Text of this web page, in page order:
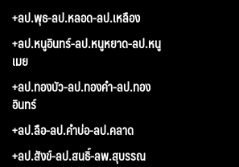
+ลป.พุธ-ลป.หลอด-ลป.เหลือง
+ลป.หนูอินทร์-ลป.หนูหยาด-ลป.หนู
เมย
+ลป.ทองบัว-ลป.ทองคำ-ลป.ทอง
อินทร์
+ลป.ลือ-ลป.คำบ่อ-ลป.คลาด
+ลป.สังข์-ลป.สนธิ์-ลพ.สุบรรณ